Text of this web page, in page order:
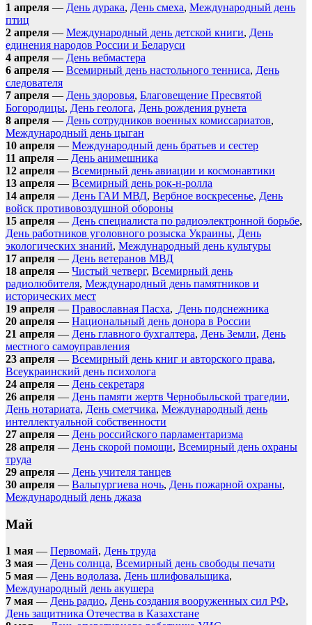
1 апреля — День дурака, День смеха, Международный день
птиц
2 апреля — Международный день детской книги, День
единения народов России и Беларуси
4 апреля — День вебмастера
6 апреля — Всемирный день настольного тенниса, День
следователя
7 апреля — День здоровья, Благовещение Пресвятой
Богородицы, День геолога, День рождения рунета
8 апреля — День сотрудников военных комиссариатов,
Международный день цыган
10 апреля — Международный день братьев и сестер
11 апреля — День анимешника
12 апреля — Всемирный день авиации и космонавтики
13 апреля — Всемирный день рок-н-ролла
14 апреля — День ГАИ МВД, Вербное воскресенье, День
войск противовоздушной обороны
15 апреля — День специалиста по радиоэлектронной борьбе,
День работников уголовного розыска Украины, День
экологических знаний, Международный день культуры
17 апреля — День ветеранов МВД
18 апреля — Чистый четверг, Всемирный день
радиолюбителя, Международный день памятников и
исторических мест
19 апреля — Православная Пасха, День подснежника
20 апреля — Национальный день донора в России
21 апреля — День главного бухгалтера, День Земли, День
местного самоуправления
23 апреля — Всемирный день книг и авторского права,
Всеукраинский день психолога
24 апреля — День секретаря
26 апреля — День памяти жертв Чернобыльской трагедии,
День нотариата, День сметчика, Международный день
интеллектуальной собственности
27 апреля — День российского парламентаризма
28 апреля — День скорой помощи, Всемирный день охраны
труда
29 апреля — День учителя танцев
30 апреля — Вальпургиева ночь, День пожарной охраны,
Международный день джаза
Май
1 мая — Первомай, День труда
3 мая — День солнца, Всемирный день свободы печати
5 мая — День водолаза, День шлифовальщика,
Международный день акушера
7 мая — День радио, День создания вооруженных сил РФ,
День защитника Отечества в Казахстане